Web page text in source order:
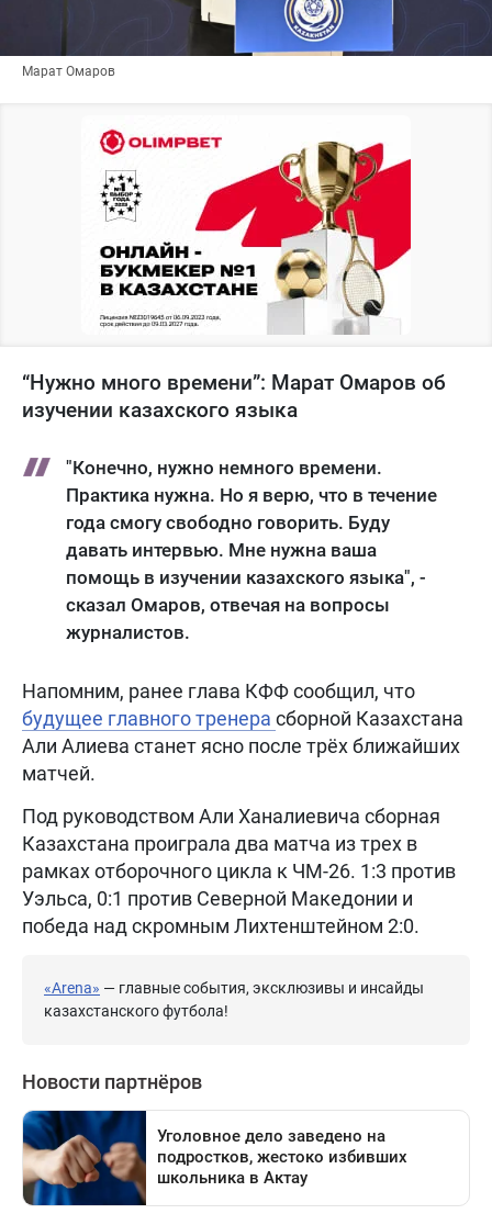
Марат Омаров
“Нужно много времени”: Марат Омаров об
изучении казахского языка
"Конечно, нужно немного времени.
Практика нужна. Но я верю, что в течение
года смогу свободно говорить. Буду
давать интервью. Мне нужна ваша
помощь в изучении казахского языка", -
сказал Омаров, отвечая на вопросы
журналистов.
Напомним, ранее глава КФФ сообщил, что
будущее главного тренера сборной Казахстана
Али Алиева станет ясно после трёх ближайших
матчей.
Под руководством Али Ханалиевича сборная
Казахстана проиграла два матча из трех в
рамках отборочного цикла к ЧМ-26. 1:3 против
Уэльса, 0:1 против Северной Македонии и
победа над скромным Лихтенштейном 2:0.
«Arena» — главные события, эксклюзивы и инсайды
казахстанского футбола!